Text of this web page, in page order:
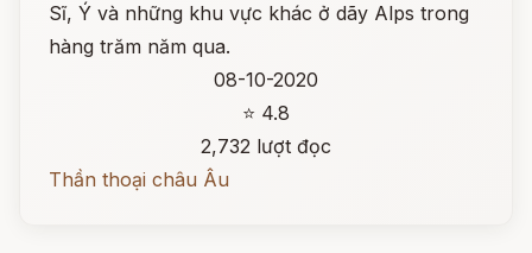
Sĩ, Ý và những khu vực khác ở dãy Alps trong
hàng trăm năm qua.
08-10-2020
⭐ 4.8
2,732 lượt đọc
Thần thoại châu Âu